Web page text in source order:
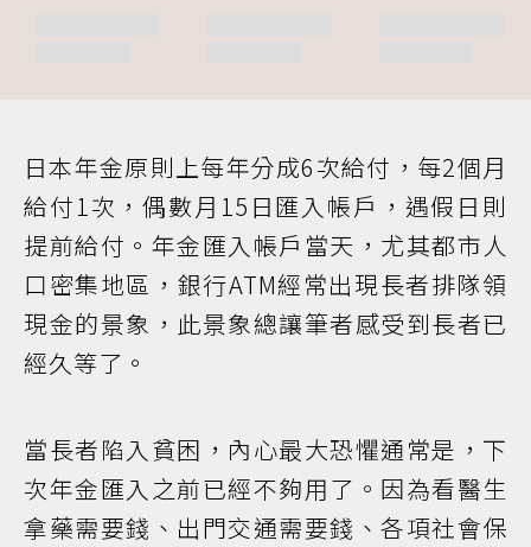
日本年金原則上每年分成6次給付，每2個月
給付1次，偶數月15日匯入帳戶，遇假日則
提前給付。年金匯入帳戶當天，尤其都市人
口密集地區，銀行ATM經常出現長者排隊領
現金的景象，此景象總讓筆者感受到長者已
經久等了。
當長者陷入貧困，內心最大恐懼通常是，下
次年金匯入之前已經不夠用了。因為看醫生
拿藥需要錢、出門交通需要錢、各項社會保